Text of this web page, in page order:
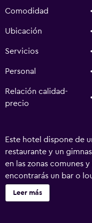
Comodidad
Ubicación
Servicios
Personal
Relación calidad-
precio
Este hotel dispone de
restaurante y un
en las zonas comunes
encontrarás un bar o
cafetería. Annas House
acondicionado, con
Leer más